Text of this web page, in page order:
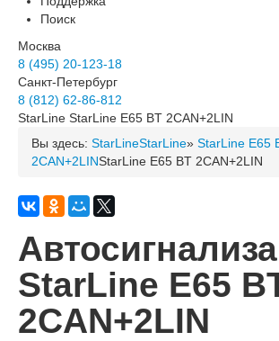
Поиск
Москва
8 (495) 20-123-18
Санкт-Петербург
8 (812) 62-86-812
StarLine StarLine E65 BT 2CAN+2LIN
Вы здесь: StarLineStarLine» StarLine E65
2CAN+2LINStarLine E65 BT 2CAN+2LIN
StarLine E65
2CAN+2LIN